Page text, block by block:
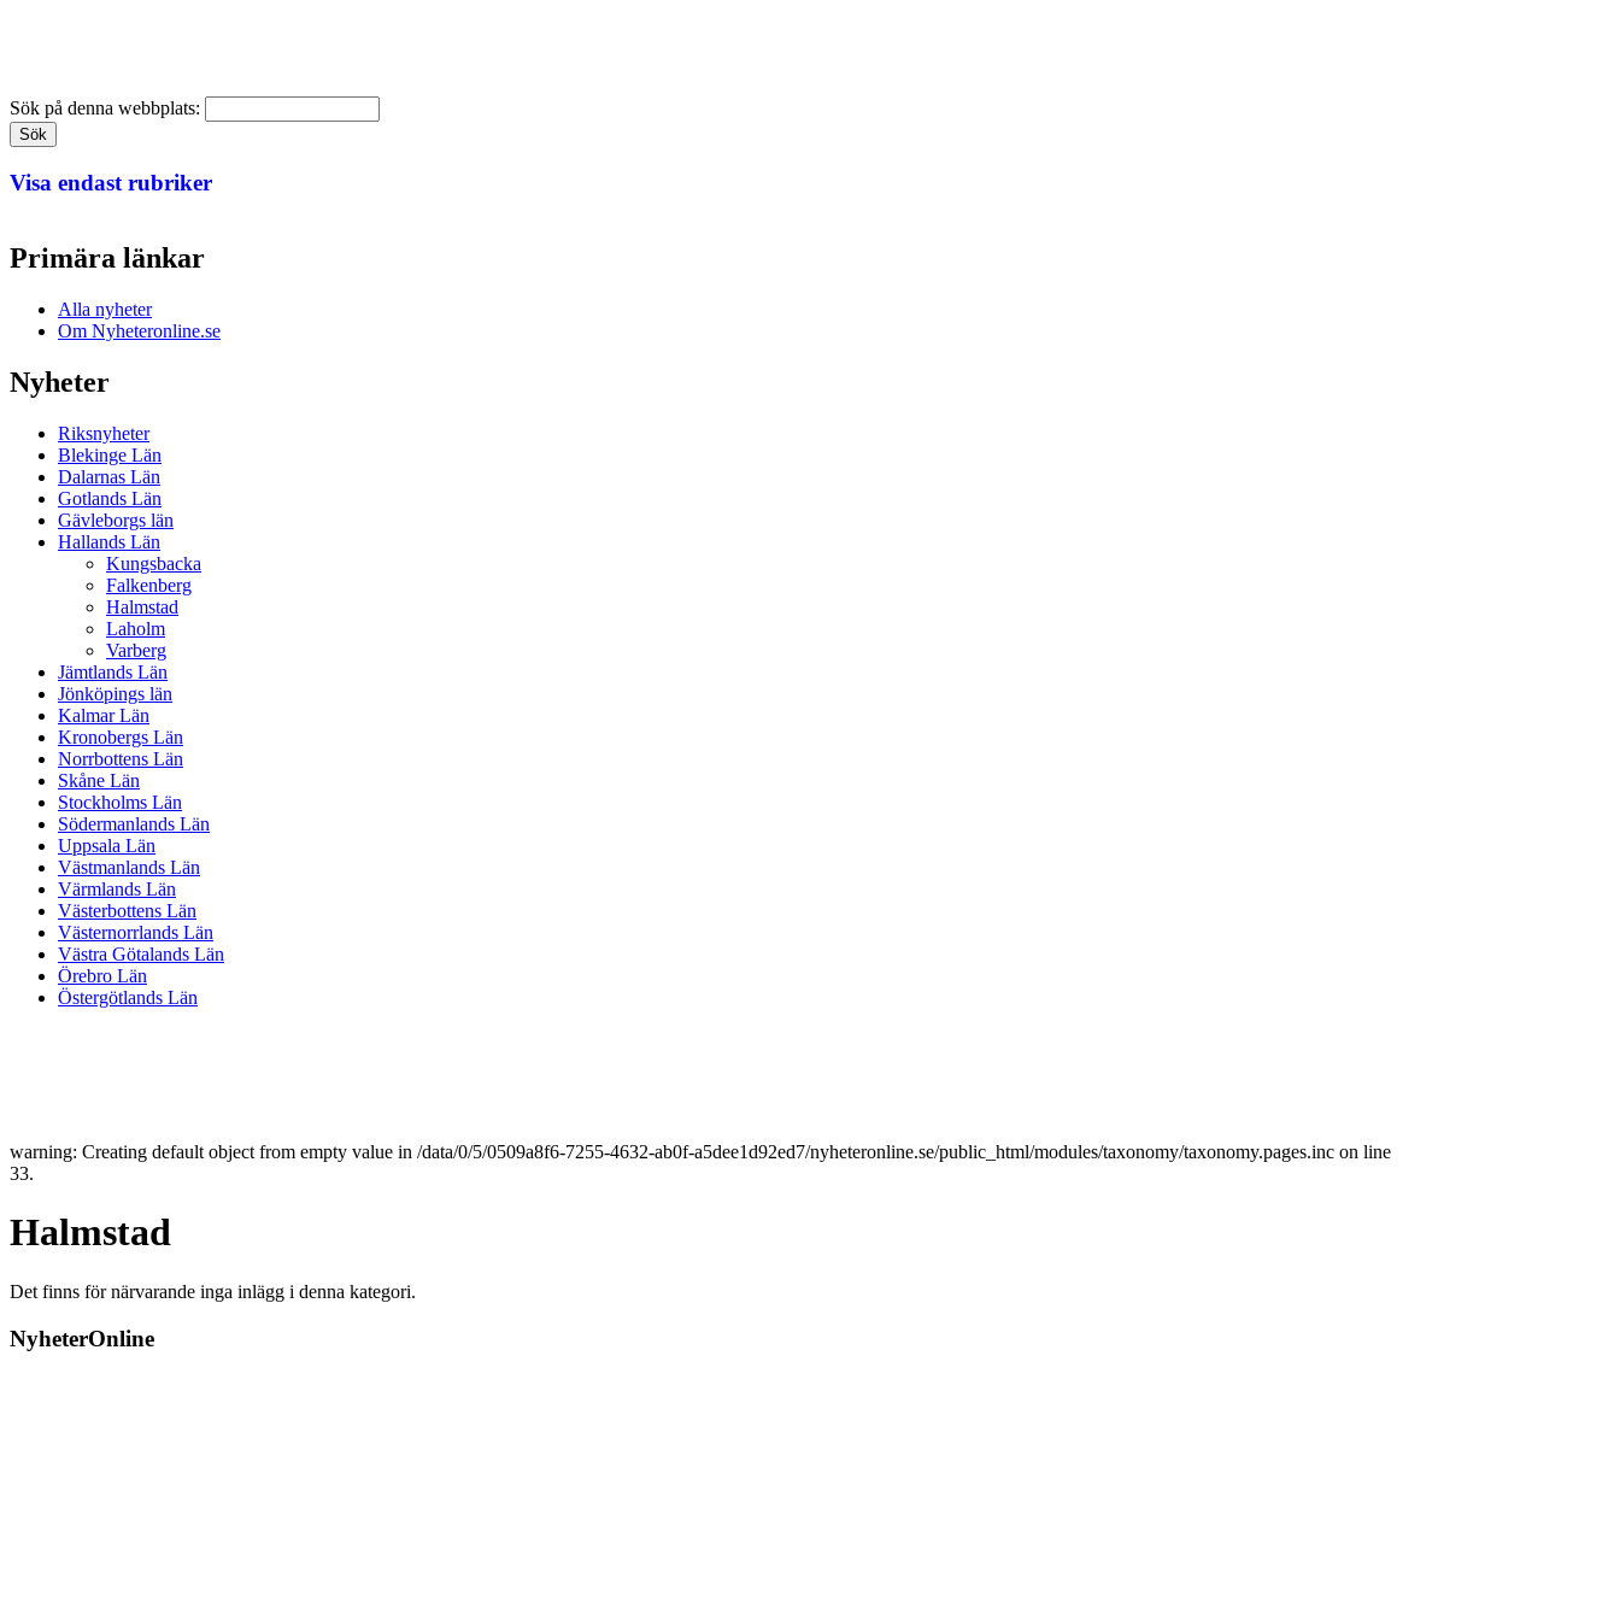
Sök på denna webbplats:
Visa endast rubriker
Primära länkar
Alla nyheter
Om Nyheteronline.se
Nyheter
Riksnyheter
Blekinge Län
Dalarnas Län
Gotlands Län
Gävleborgs län
Hallands Län
Kungsbacka
Falkenberg
Halmstad
Laholm
Varberg
Jämtlands Län
Jönköpings län
Kalmar Län
Kronobergs Län
Norrbottens Län
Skåne Län
Stockholms Län
Södermanlands Län
Uppsala Län
Västmanlands Län
Värmlands Län
Västerbottens Län
Västernorrlands Län
Västra Götalands Län
Örebro Län
Östergötlands Län
warning: Creating default object from empty value in /data/0/5/0509a8f6-7255-4632-ab0f-a5dee1d92ed7/nyheteronline.se/public_html/modules/taxonomy/taxonomy.pages.inc on line
33.
Halmstad
Det finns för närvarande inga inlägg i denna kategori.
NyheterOnline